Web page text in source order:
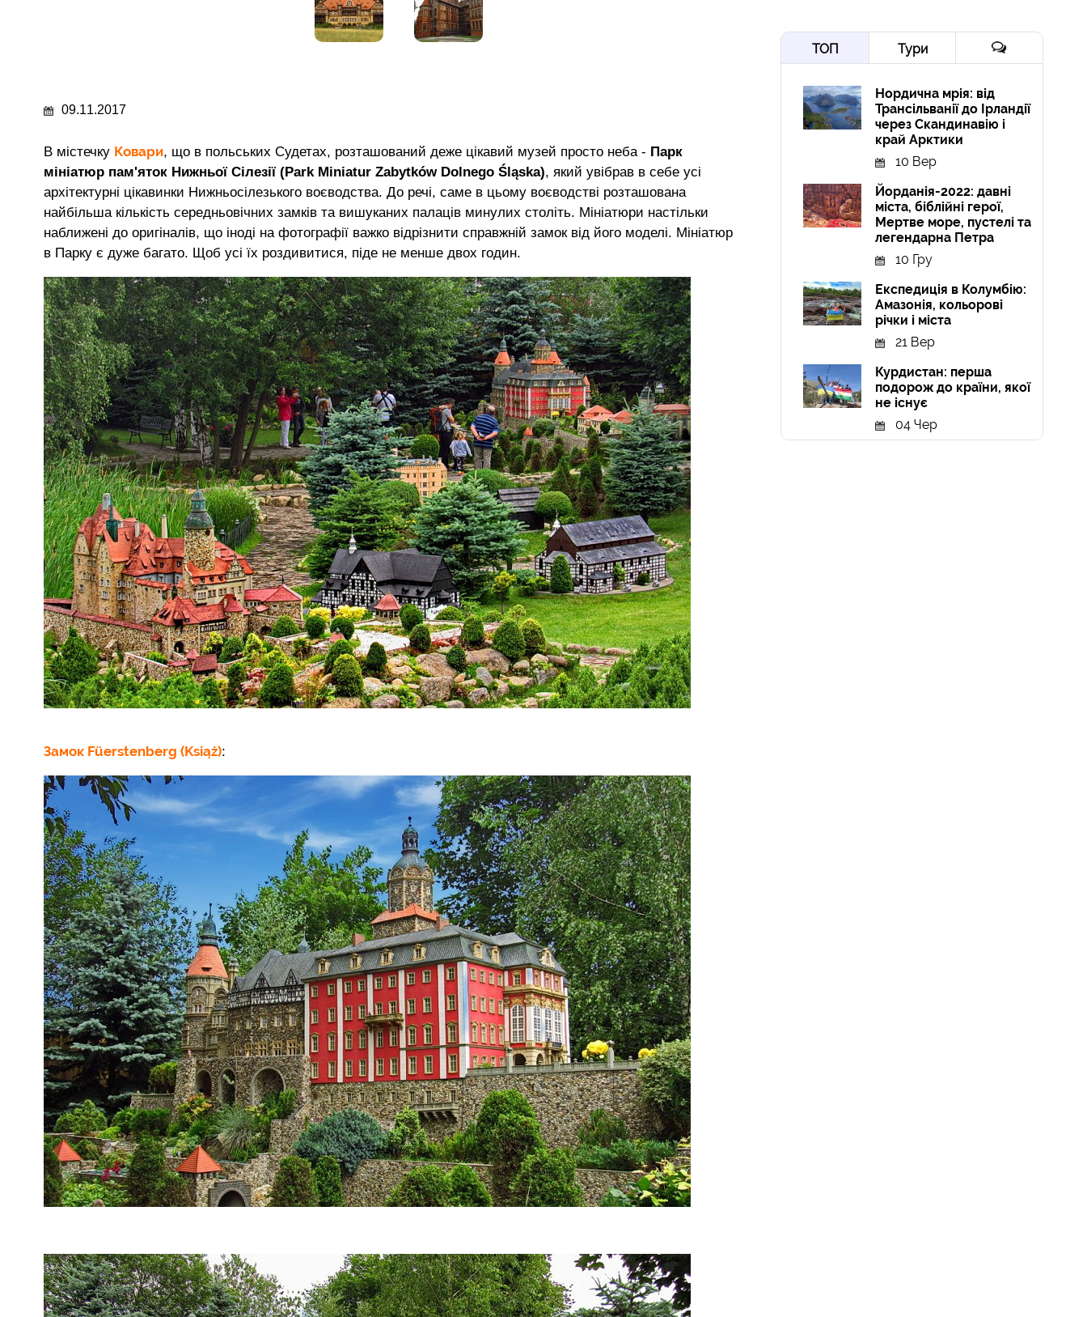
09.11.2017
В містечку Ковари, що в польських Судетах, розташований деже цікавий музей просто неба - Парк
мініатюр пам'яток Нижньої Сілезії (Park Miniatur Zabytków Dolnego Śląska), який увібрав в себе усі
архітектурні цікавинки Нижньосілезького воєводства. До речі, саме в цьому воєводстві розташована
найбільша кількість середньовічних замків та вишуканих палаців минулих століть. Мініатюри настільки
наближені до оригіналів, що іноді на фотографії важко відрізнити справжній замок від його моделі. Мініатюр
в Парку є дуже багато. Щоб усі їх роздивитися, піде не менше двох годин.
Замок Füerstenberg (Książ):
ТОП Тури
Нордична мрія: від
Трансільванії до Ірландії
через Скандинавію і
край Арктики
10 Вер
Йорданія-2022: давні
міста, біблійні герої,
Мертве море, пустелі та
легендарна Петра
10 Гру
Експедиція в Колумбію:
Амазонія, кольорові
річки і міста
21 Вер
Курдистан: перша
подорож до країни, якої
не існує
04 Чер